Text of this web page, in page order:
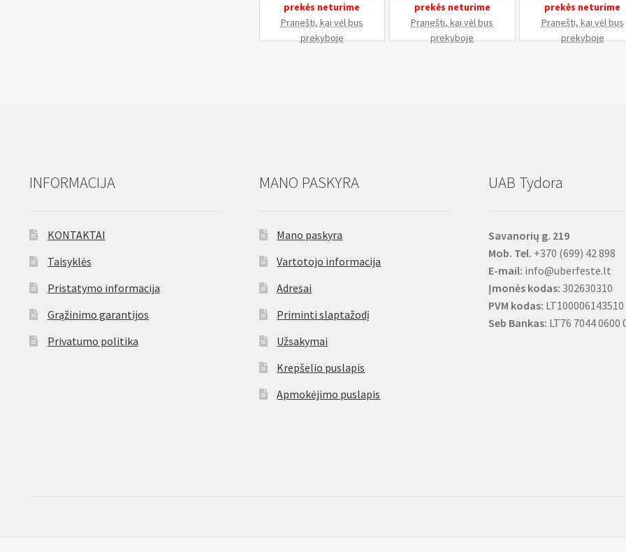
prekės neturime
Pranešti, kai vėl bus
prekyboje
prekės neturime
Pranešti, kai vėl bus
prekyboje
prekės neturime
Pranešti, kai vėl bus
prekyboje
INFORMACIJA
KONTAKTAI
Taisyklės
Pristatymo informacija
Grąžinimo garantijos
Privatumo politika
MANO PASKYRA
Mano paskyra
Vartotojo informacija
Adresai
Priminti slaptažodį
Užsakymai
Krepšelio puslapis
Apmokėjimo puslapis
UAB Tydora
Savanorių g. 219
Mob. Tel. +370 (699) 42 898
E-mail: info@uberfeste.lt
Įmonės kodas: 302630310
PVM kodas: LT100006143510
Seb Bankas: LT76 7044 0600